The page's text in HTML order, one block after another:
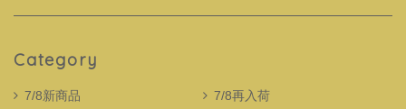
Category
7/8新商品
7/8再入荷